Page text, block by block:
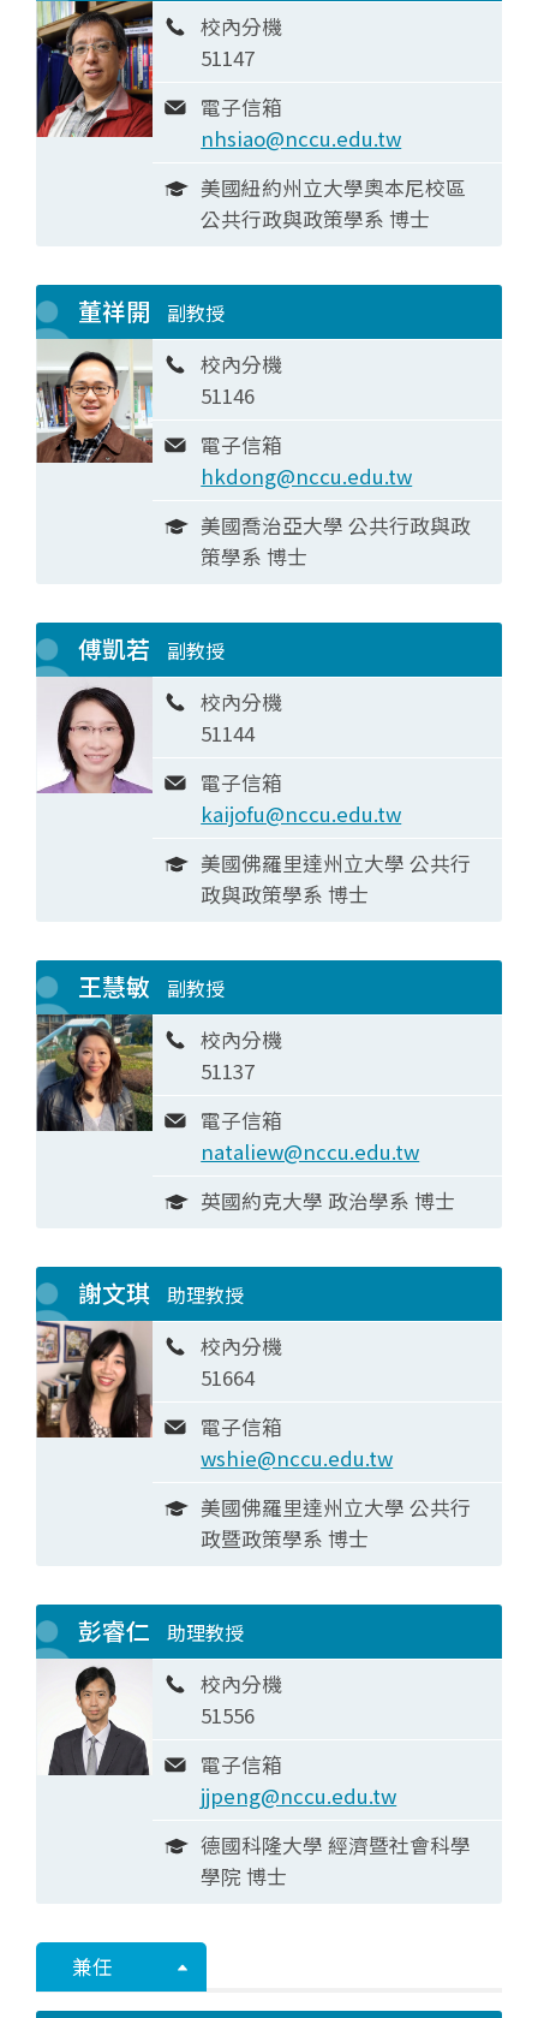
校內分機
51147
電子信箱
nhsiao@nccu.edu.tw
美國紐約州立大學奧本尼校區
公共行政與政策學系 博士
董祥開 副教授
校內分機
51146
電子信箱
hkdong@nccu.edu.tw
美國喬治亞大學 公共行政與政
策學系 博士
傅凱若 副教授
校內分機
51144
電子信箱
kaijofu@nccu.edu.tw
美國佛羅里達州立大學 公共行
政與政策學系 博士
王慧敏 副教授
校內分機
51137
電子信箱
nataliew@nccu.edu.tw
英國約克大學 政治學系 博士
謝文琪 助理教授
校內分機
51664
電子信箱
wshie@nccu.edu.tw
美國佛羅里達州立大學 公共行
政暨政策學系 博士
彭睿仁 助理教授
校內分機
51556
電子信箱
jjpeng@nccu.edu.tw
德國科隆大學 經濟暨社會科學
學院 博士
兼任